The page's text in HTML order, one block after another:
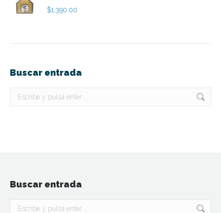
$1,390.00
Buscar entrada
Buscar:
Buscar entrada
Buscar: